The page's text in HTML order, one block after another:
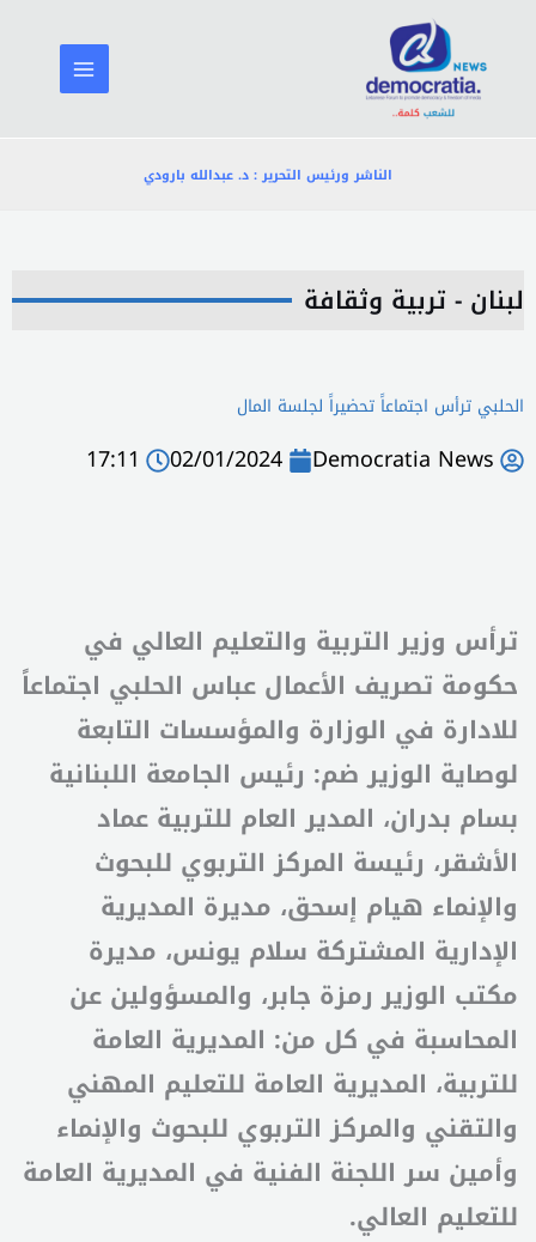
المحتوى
الناشر ورئيس التحرير : د. عبدالله بارودي
لبنان - تربية وثقافة
الحلبي ترأس اجتماعاً تحضيراً لجلسة المال
Democratia News
02/01/2024
17:11
ترأس وزير التربية والتعليم العالي في
حكومة تصريف الأعمال عباس الحلبي اجتماعاً
للادارة في الوزارة والمؤسسات التابعة
لوصاية الوزير ضم: رئيس الجامعة اللبنانية
بسام بدران، المدير العام للتربية عماد
الأشقر، رئيسة المركز التربوي للبحوث
والإنماء هيام إسحق، مديرة المديرية
الإدارية المشتركة سلام يونس، مديرة
مكتب الوزير رمزة جابر، والمسؤولين عن
المحاسبة في كل من: المديرية العامة
للتربية، المديرية العامة للتعليم المهني
والتقني والمركز التربوي للبحوث والإنماء
وأمين سر اللجنة الفنية في المديرية العامة
للتعليم العالي.